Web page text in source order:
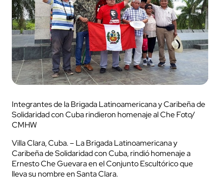
Integrantes de la Brigada Latinoamericana y Caribeña de
Solidaridad con Cuba rindieron homenaje al Che Foto/
CMHW
Villa Clara, Cuba. – La Brigada Latinoamericana y
Caribeña de Solidaridad con Cuba, rindió homenaje a
Ernesto Che Guevara en el Conjunto Escultórico que
lleva su nombre en Santa Clara.